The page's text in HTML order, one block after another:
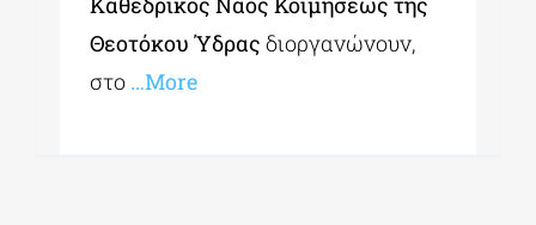
Θεοτόκου Ύδρας διοργανώνουν,
στο …More